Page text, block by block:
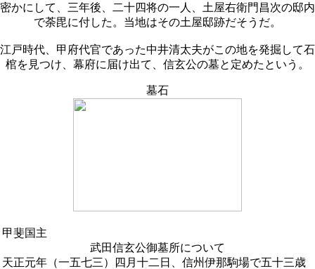
密かにして、三年後、二十四将の一人、土屋右衛門昌次の邸内
で荼毘に付した。当地はその土屋邸跡だそうだ。
江戸時代、甲府代官であった中井清太夫がこの地を発掘して石
棺を見つけ、幕府に届け出て、信玄公の墓と定めたという。
墓石
甲斐国主
武田信玄公御墓所について
天正元年（一五七三）四月十二日、信州伊那駒場で五十三歳